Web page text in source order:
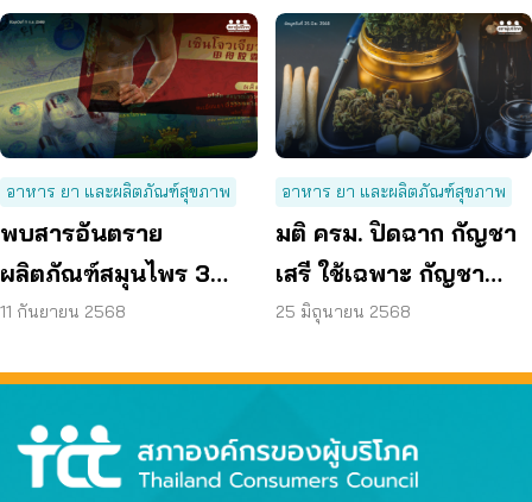
เพียบ รัฐแคลิฟอเนีย
ออกโรงเตือนผู้บริโภค
อาหาร ยา และผลิตภัณฑ์สุขภาพ
พบสารอันตราย
ผลิตภัณฑ์สมุนไพร 3
ยี่ห้อ เสี่ยงอันตรายถึง
11 กันยายน 2568
อาหาร ยา และผลิตภัณฑ์สุขภาพ
มติ ครม. ปิดฉาก กัญชา
เสรี ใช้เฉพาะ กัญชา
ทางการแพทย์ เท่านั้น
25 มิถุนายน 2568